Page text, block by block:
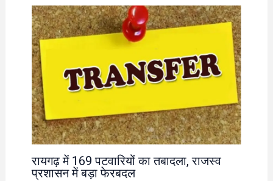
रायगढ़ में 169 पटवारियों का तबादला, राजस्व
प्रशासन में बड़ा फेरबदल